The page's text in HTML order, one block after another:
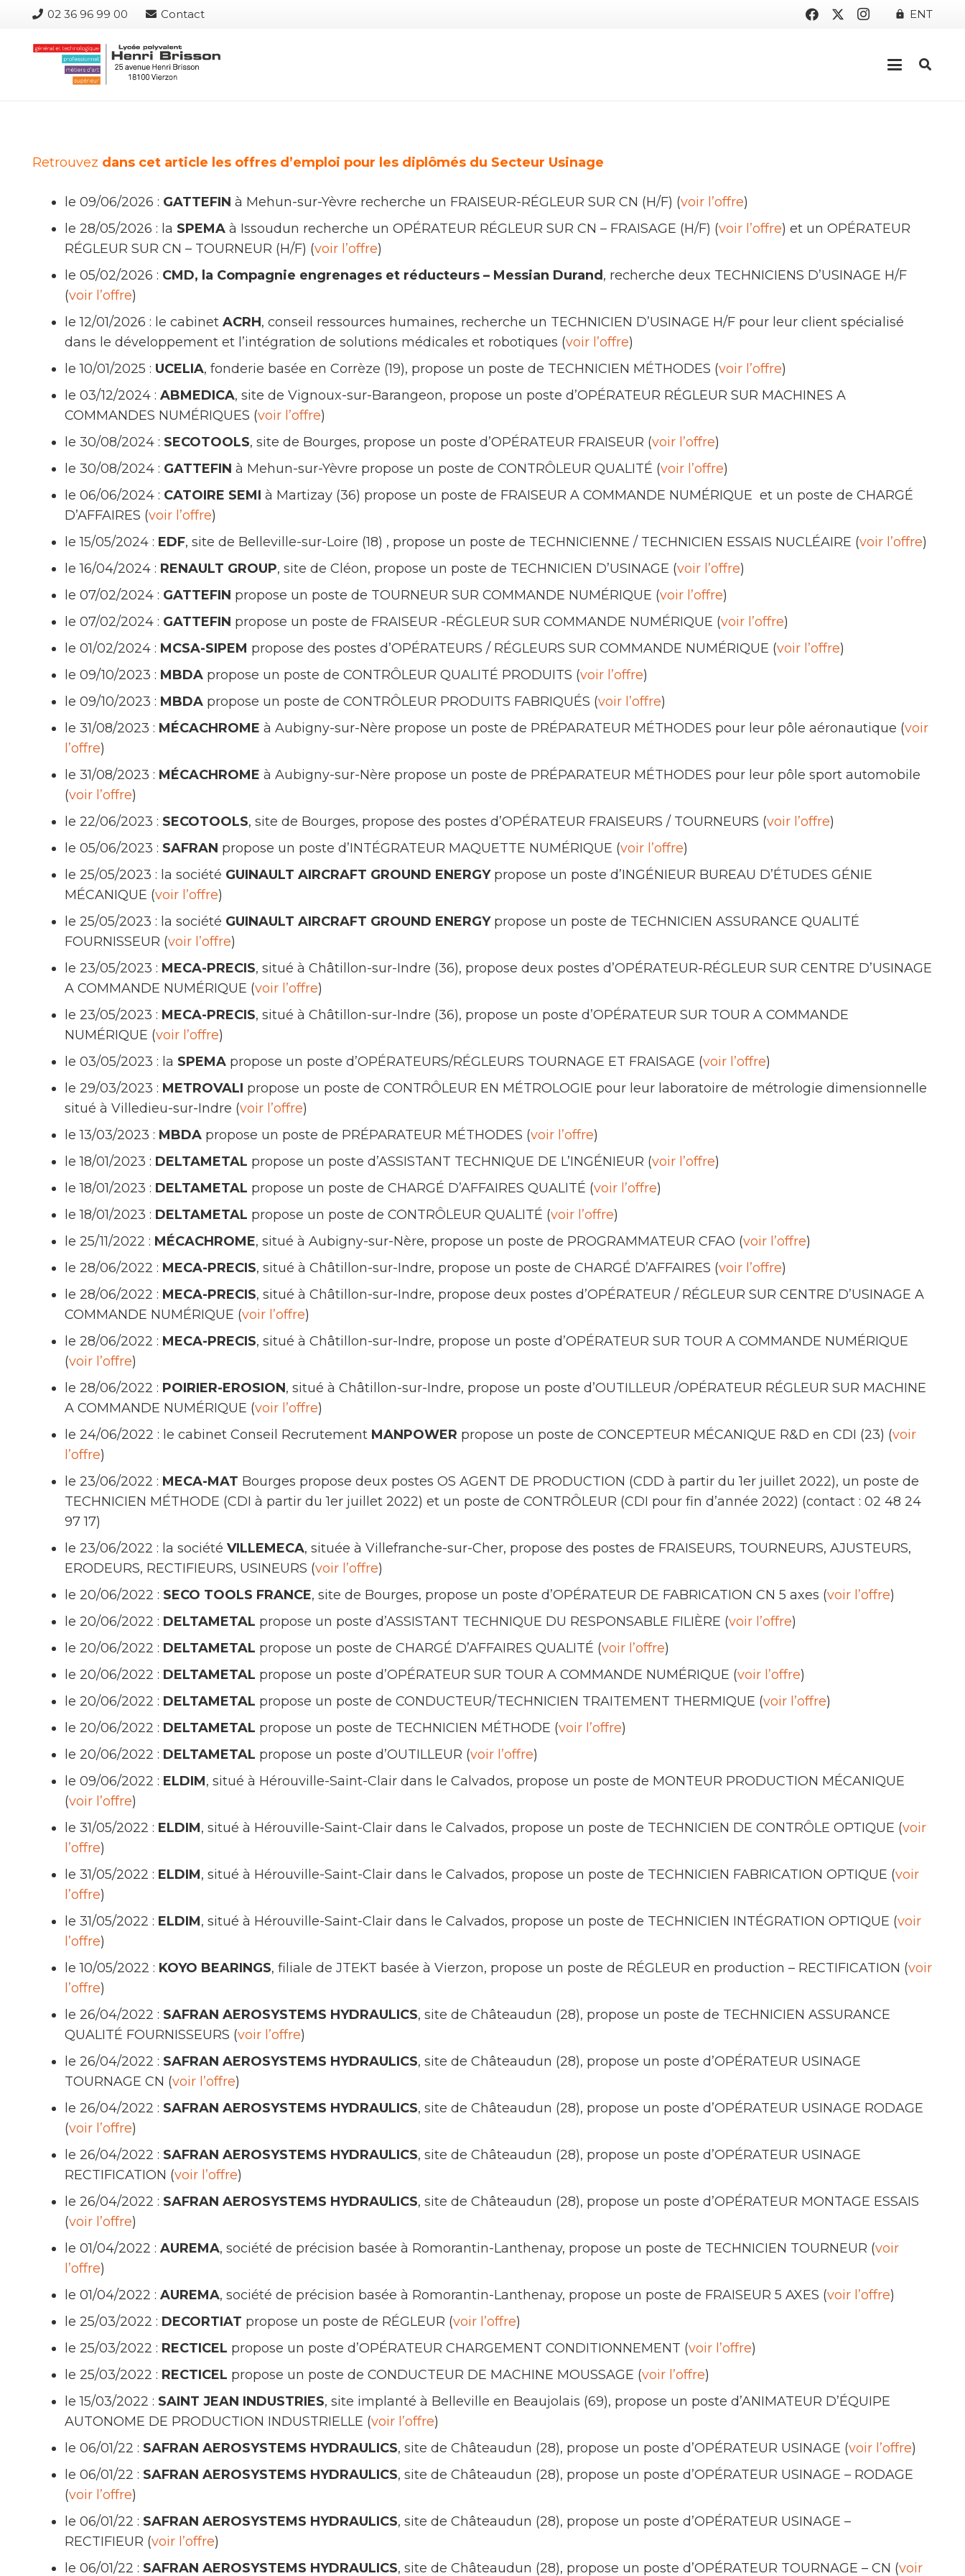
02 36 96 99 00 Contact lock ENT
Retrouvez dans cet article les offres d’emploi pour les diplômés du Secteur Usinage
le 09/06/2026 : GATTEFIN à Mehun-sur-Yèvre recherche un FRAISEUR-RÉGLEUR SUR CN (H/F) (voir l’offre)
le 28/05/2026 : la SPEMA à Issoudun recherche un OPÉRATEUR RÉGLEUR SUR CN – FRAISAGE (H/F) (voir l’offre) et un OPÉRATEUR
RÉGLEUR SUR CN – TOURNEUR (H/F) (voir l’offre)
le 05/02/2026 : CMD, la Compagnie engrenages et réducteurs – Messian Durand , recherche deux TECHNICIENS D’USINAGE H/F
(voir l’offre)
le 12/01/2026 : le cabinet ACRH, conseil ressources humaines, recherche un TECHNICIEN D’USINAGE H/F pour leur client spécialisé
dans le développement et l’intégration de solutions médicales et robotiques (voir l’offre)
le 10/01/2025 : UCELIA, fonderie basée en Corrèze (19), propose un poste de TECHNICIEN MÉTHODES (voir l’offre)
le 03/12/2024 : ABMEDICA, site de Vignoux-sur-Barangeon, propose un poste d’OPÉRATEUR RÉGLEUR SUR MACHINES A
COMMANDES NUMÉRIQUES (voir l’offre)
le 30/08/2024 : SECOTOOLS, site de Bourges, propose un poste d’OPÉRATEUR FRAISEUR (voir l’offre)
le 30/08/2024 : GATTEFIN à Mehun-sur-Yèvre propose un poste de CONTRÔLEUR QUALITÉ (voir l’offre)
le 06/06/2024 : CATOIRE SEMI à Martizay (36) propose un poste de FRAISEUR A COMMANDE NUMÉRIQUE et un poste de CHARGÉ
D’AFFAIRES (voir l’offre)
le 15/05/2024 : EDF, site de Belleville-sur-Loire (18) , propose un poste de TECHNICIENNE / TECHNICIEN ESSAIS NUCLÉAIRE (voir l’offre)
le 16/04/2024 : RENAULT GROUP, site de Cléon, propose un poste de TECHNICIEN D’USINAGE (voir l’offre)
le 07/02/2024 : GATTEFIN propose un poste de TOURNEUR SUR COMMANDE NUMÉRIQUE (voir l’offre)
le 07/02/2024 : GATTEFIN propose un poste de FRAISEUR -RÉGLEUR SUR COMMANDE NUMÉRIQUE (voir l’offre)
le 01/02/2024 : MCSA-SIPEM propose des postes d’OPÉRATEURS / RÉGLEURS SUR COMMANDE NUMÉRIQUE (voir l’offre)
le 09/10/2023 : MBDA propose un poste de CONTRÔLEUR QUALITÉ PRODUITS (voir l’offre)
le 09/10/2023 : MBDA propose un poste de CONTRÔLEUR PRODUITS FABRIQUÉS (voir l’offre)
le 31/08/2023 : MÉCACHROME à Aubigny-sur-Nère propose un poste de PRÉPARATEUR MÉTHODES pour leur pôle aéronautique (voir
l’offre)
le 31/08/2023 : MÉCACHROME à Aubigny-sur-Nère propose un poste de PRÉPARATEUR MÉTHODES pour leur pôle sport automobile
(voir l’offre)
le 22/06/2023 : SECOTOOLS, site de Bourges, propose des postes d’OPÉRATEUR FRAISEURS / TOURNEURS (voir l’offre)
le 05/06/2023 : SAFRAN propose un poste d’INTÉGRATEUR MAQUETTE NUMÉRIQUE (voir l’offre)
le 25/05/2023 : la société GUINAULT AIRCRAFT GROUND ENERGYpropose un poste d’INGÉNIEUR BUREAU D’ÉTUDES GÉNIE
MÉCANIQUE (voir l’offre)
le 25/05/2023 : la société GUINAULT AIRCRAFT GROUND ENERGYpropose un poste de TECHNICIEN ASSURANCE QUALITÉ
FOURNISSEUR (voir l’offre)
le 23/05/2023 : MECA-PRECIS, situé à Châtillon-sur-Indre (36), propose deux postes d’OPÉRATEUR-RÉGLEUR SUR CENTRE D’USINAGE
A COMMANDE NUMÉRIQUE (voir l’offre)
le 23/05/2023 : MECA-PRECIS, situé à Châtillon-sur-Indre (36), propose un poste d’OPÉRATEUR SUR TOUR A COMMANDE
NUMÉRIQUE (voir l’offre)
le 03/05/2023 : la SPEMA propose un poste d’OPÉRATEURS/RÉGLEURS TOURNAGE ET FRAISAGE (voir l’offre)
le 29/03/2023 : METROVALI propose un poste de CONTRÔLEUR EN MÉTROLOGIE pour leur laboratoire de métrologie dimensionnelle
situé à Villedieu-sur-Indre (voir l’offre)
le 13/03/2023 : MBDA propose un poste de PRÉPARATEUR MÉTHODES (voir l’offre)
le 18/01/2023 : DELTAMETAL propose un poste d’ASSISTANT TECHNIQUE DE L’INGÉNIEUR (voir l’offre)
le 18/01/2023 : DELTAMETAL propose un poste de CHARGÉ D’AFFAIRES QUALITÉ (voir l’offre)
le 18/01/2023 : DELTAMETAL propose un poste de CONTRÔLEUR QUALITÉ (voir l’offre)
le 25/11/2022 : MÉCACHROME, situé à Aubigny-sur-Nère, propose un poste de PROGRAMMATEUR CFAO (voir l’offre)
le 28/06/2022 : MECA-PRECIS, situé à Châtillon-sur-Indre, propose un poste de CHARGÉ D’AFFAIRES (voir l’offre)
le 28/06/2022 : MECA-PRECIS, situé à Châtillon-sur-Indre, propose deux postes d’OPÉRATEUR / RÉGLEUR SUR CENTRE D’USINAGE A
COMMANDE NUMÉRIQUE (voir l’offre)
le 28/06/2022 : MECA-PRECIS, situé à Châtillon-sur-Indre, propose un poste d’OPÉRATEUR SUR TOUR A COMMANDE NUMÉRIQUE
(voir l’offre)
le 28/06/2022 : POIRIER-EROSION, situé à Châtillon-sur-Indre, propose un poste d’OUTILLEUR /OPÉRATEUR RÉGLEUR SUR MACHINE
A COMMANDE NUMÉRIQUE (voir l’offre)
le 24/06/2022 : le cabinet Conseil Recrutement MANPOWER propose un poste de CONCEPTEUR MÉCANIQUE R&D en CDI (23) (voir
l’offre)
le 23/06/2022 : MECA-MAT Bourges propose deux postes OS AGENT DE PRODUCTION (CDD à partir du 1er juillet 2022), un poste de
TECHNICIEN MÉTHODE (CDI à partir du 1er juillet 2022) et un poste de CONTRÔLEUR (CDI pour fin d’année 2022) (contact : 02 48 24
97 17)
le 23/06/2022 : la société VILLEMECA, située à Villefranche-sur-Cher, propose des postes de FRAISEURS, TOURNEURS, AJUSTEURS,
ERODEURS, RECTIFIEURS, USINEURS (voir l’offre)
le 20/06/2022 : SECO TOOLS FRANCE, site de Bourges, propose un poste d’OPÉRATEUR DE FABRICATION CN 5 axes (voir l’offre)
le 20/06/2022 : DELTAMETAL propose un poste d’ASSISTANT TECHNIQUE DU RESPONSABLE FILIÈRE (voir l’offre)
le 20/06/2022 : DELTAMETAL propose un poste de CHARGÉ D’AFFAIRES QUALITÉ (voir l’offre)
le 20/06/2022 : DELTAMETAL propose un poste d’OPÉRATEUR SUR TOUR A COMMANDE NUMÉRIQUE (voir l’offre)
le 20/06/2022 : DELTAMETAL propose un poste de CONDUCTEUR/TECHNICIEN TRAITEMENT THERMIQUE (voir l’offre)
le 20/06/2022 : DELTAMETAL propose un poste de TECHNICIEN MÉTHODE (voir l’offre)
le 20/06/2022 : DELTAMETAL propose un poste d’OUTILLEUR (voir l’offre)
le 09/06/2022 : ELDIM, situé à Hérouville-Saint-Clair dans le Calvados, propose un poste de MONTEUR PRODUCTION MÉCANIQUE
(voir l’offre)
le 31/05/2022 : ELDIM, situé à Hérouville-Saint-Clair dans le Calvados, propose un poste de TECHNICIEN DE CONTRÔLE OPTIQUE (voir
l’offre)
le 31/05/2022 : ELDIM, situé à Hérouville-Saint-Clair dans le Calvados, propose un poste de TECHNICIEN FABRICATION OPTIQUE (voir
l’offre)
le 31/05/2022 : ELDIM, situé à Hérouville-Saint-Clair dans le Calvados, propose un poste de TECHNICIEN INTÉGRATION OPTIQUE (voir
l’offre)
le 10/05/2022 : KOYO BEARINGS, filiale de JTEKT basée à Vierzon, propose un poste de RÉGLEUR en production – RECTIFICATION (voir
l’offre)
le 26/04/2022 : SAFRAN AEROSYSTEMS HYDRAULICS, site de Châteaudun (28), propose un poste de TECHNICIEN ASSURANCE
QUALITÉ FOURNISSEURS (voir l’offre)
le 26/04/2022 : SAFRAN AEROSYSTEMS HYDRAULICS, site de Châteaudun (28), propose un poste d’OPÉRATEUR USINAGE
TOURNAGE CN (voir l’offre)
le 26/04/2022 : SAFRAN AEROSYSTEMS HYDRAULICS, site de Châteaudun (28), propose un poste d’OPÉRATEUR USINAGE RODAGE
(voir l’offre)
le 26/04/2022 : SAFRAN AEROSYSTEMS HYDRAULICS, site de Châteaudun (28), propose un poste d’OPÉRATEUR USINAGE
RECTIFICATION (voir l’offre)
le 26/04/2022 : SAFRAN AEROSYSTEMS HYDRAULICS, site de Châteaudun (28), propose un poste d’OPÉRATEUR MONTAGE ESSAIS
(voir l’offre)
le 01/04/2022 : AUREMA, société de précision basée à Romorantin-Lanthenay, propose un poste de TECHNICIEN TOURNEUR (voir
l’offre)
le 01/04/2022 : AUREMA, société de précision basée à Romorantin-Lanthenay, propose un poste de FRAISEUR 5 AXES (voir l’offre)
le 25/03/2022 : DECORTIAT propose un poste de RÉGLEUR (voir l’offre)
le 25/03/2022 : RECTICEL propose un poste d’OPÉRATEUR CHARGEMENT CONDITIONNEMENT (voir l’offre)
le 25/03/2022 : RECTICEL propose un poste de CONDUCTEUR DE MACHINE MOUSSAGE (voir l’offre)
le 15/03/2022 : SAINT JEAN INDUSTRIES, site implanté à Belleville en Beaujolais (69), propose un poste d’ANIMATEUR D’ÉQUIPE
AUTONOME DE PRODUCTION INDUSTRIELLE (voir l’offre)
le 06/01/22 : SAFRAN AEROSYSTEMS HYDRAULICS, site de Châteaudun (28), propose un poste d’OPÉRATEUR USINAGE (voir l’offre)
le 06/01/22 : SAFRAN AEROSYSTEMS HYDRAULICS, site de Châteaudun (28), propose un poste d’OPÉRATEUR USINAGE – RODAGE
(voir l’offre)
le 06/01/22 : SAFRAN AEROSYSTEMS HYDRAULICS, site de Châteaudun (28), propose un poste d’OPÉRATEUR USINAGE –
RECTIFIEUR (voir l’offre)
le 06/01/22 : SAFRAN AEROSYSTEMS HYDRAULICS, site de Châteaudun (28), propose un poste d’OPÉRATEUR TOURNAGE – CN (voir